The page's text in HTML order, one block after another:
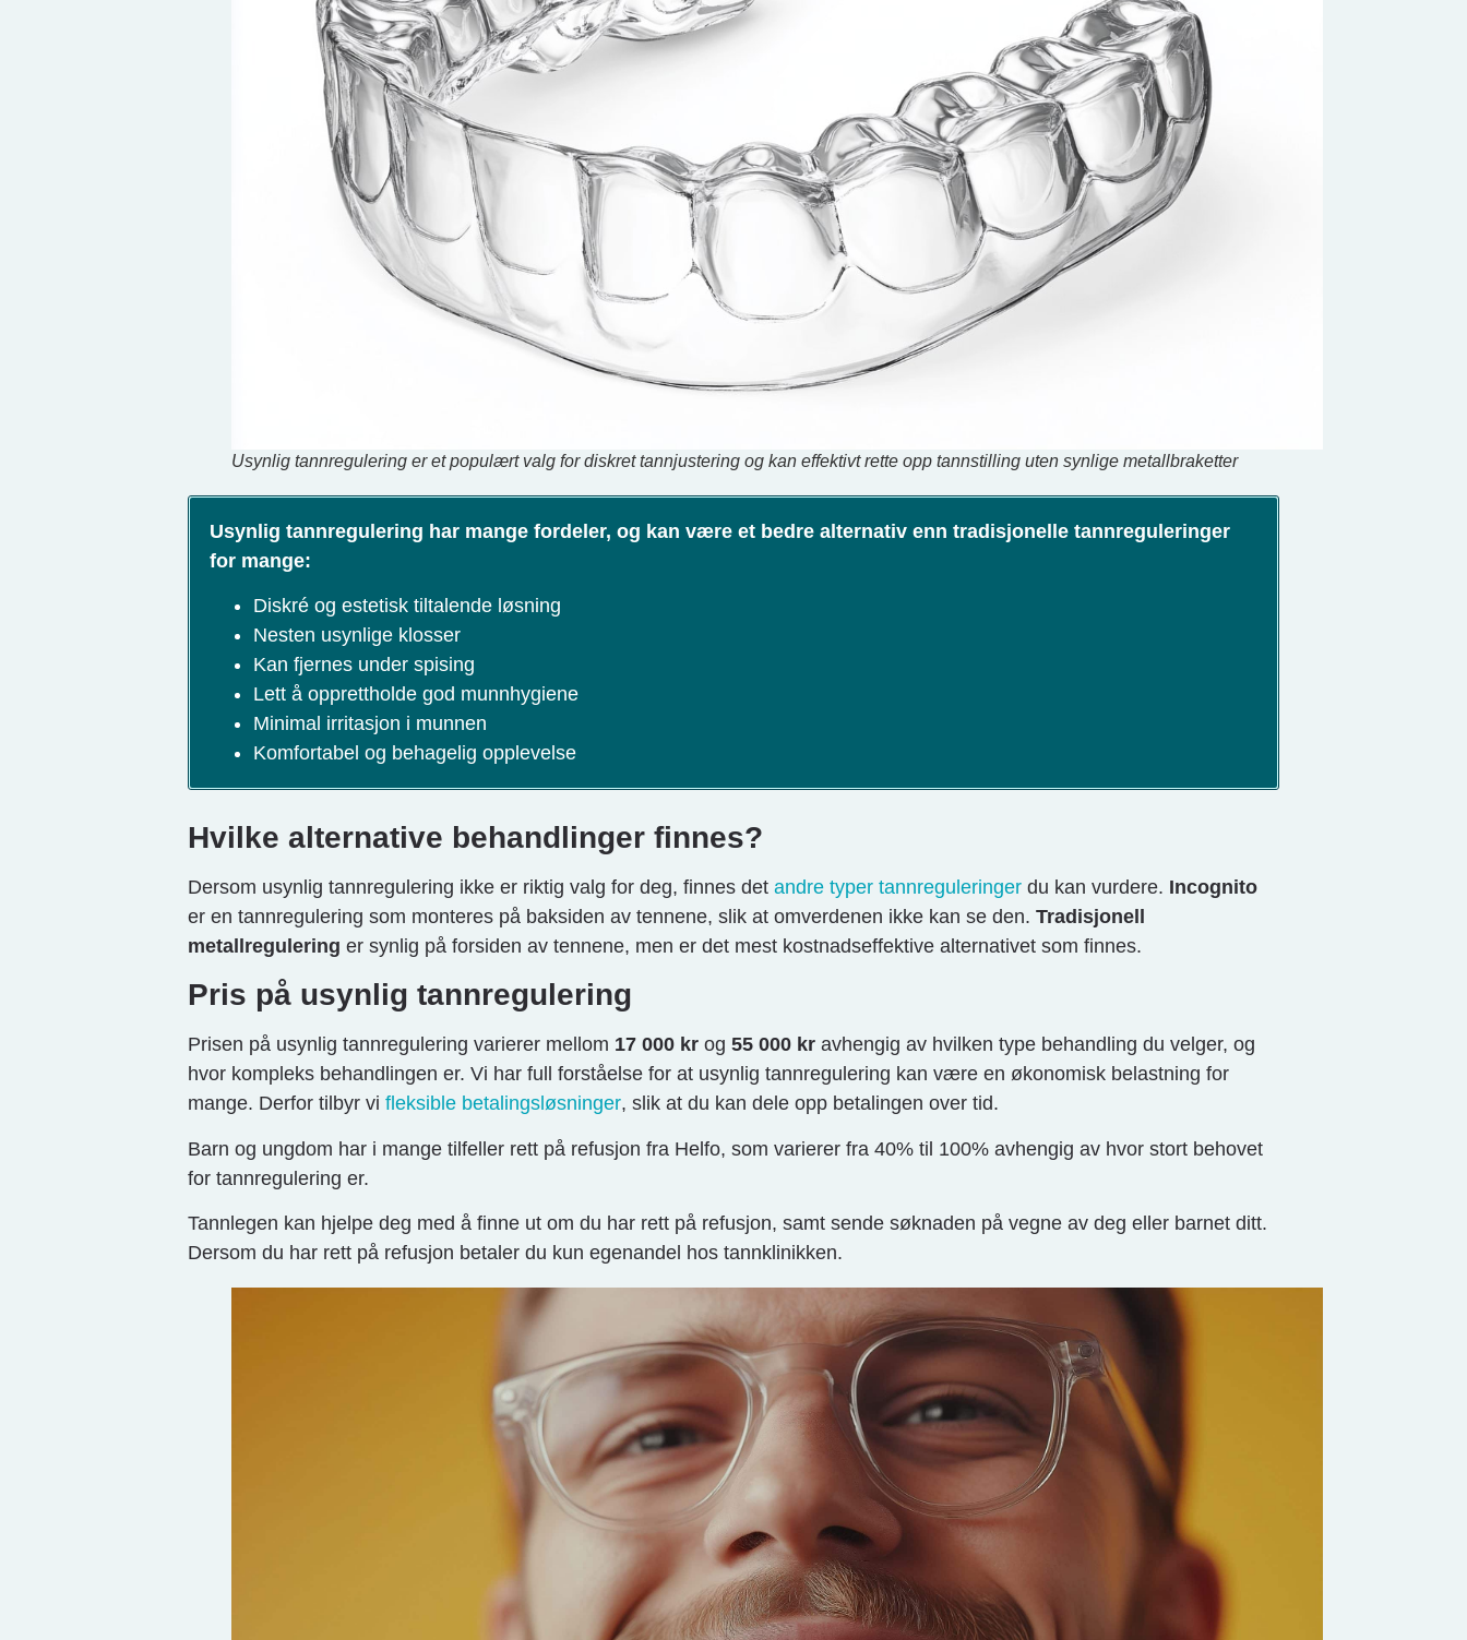
Usynlig tannregulering er et populært valg for diskret tannjustering og kan effektivt rette opp tannstilling uten synlige metallbraketter
Usynlig tannregulering har mange fordeler, og kan være et bedre alternativ enn tradisjonelle tannreguleringer
for mange:
Diskré og estetisk tiltalende løsning
Nesten usynlige klosser
Kan fjernes under spising
Lett å opprettholde god munnhygiene
Minimal irritasjon i munnen
Komfortabel og behagelig opplevelse
Hvilke alternative behandlinger finnes?
Dersom usynlig tannregulering ikke er riktig valg for deg, finnes det andre typer tannreguleringer du kan vurdere. Incognito
er en tannregulering som monteres på baksiden av tennene, slik at omverdenen ikke kan se den. Tradisjonell
metallregulering er synlig på forsiden av tennene, men er det mest kostnadseffektive alternativet som finnes.
Pris på usynlig tannregulering
Prisen på usynlig tannregulering varierer mellom 17 000 kr og 55 000 kr avhengig av hvilken type behandling du velger, og
hvor kompleks behandlingen er. Vi har full forståelse for at usynlig tannregulering kan være en økonomisk belastning for
mange. Derfor tilbyr vi fleksible betalingsløsninger, slik at du kan dele opp betalingen over tid.
Barn og ungdom har i mange tilfeller rett på refusjon fra Helfo, som varierer fra 40% til 100% avhengig av hvor stort behovet
for tannregulering er.
Tannlegen kan hjelpe deg med å finne ut om du har rett på refusjon, samt sende søknaden på vegne av deg eller barnet ditt.
Dersom du har rett på refusjon betaler du kun egenandel hos tannklinikken.